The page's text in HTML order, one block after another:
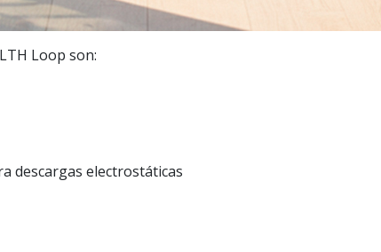
Loop son:
descargas electrostáticas